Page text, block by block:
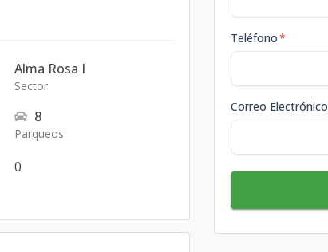
Alma Rosa I
Sector
8
Parqueos
0
Teléfono*
Correo Electrónico